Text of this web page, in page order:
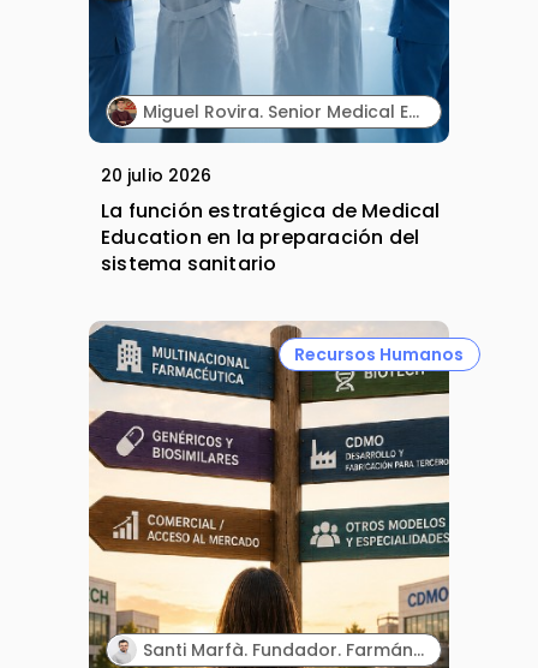
Miguel Rovira. Senior Medical Education Professional. Lilly.
20 julio 2026
La función estratégica de Medical
Education en la preparación del
sistema sanitario
Recursos Humanos
Santi Marfà. Fundador. Farmándome.